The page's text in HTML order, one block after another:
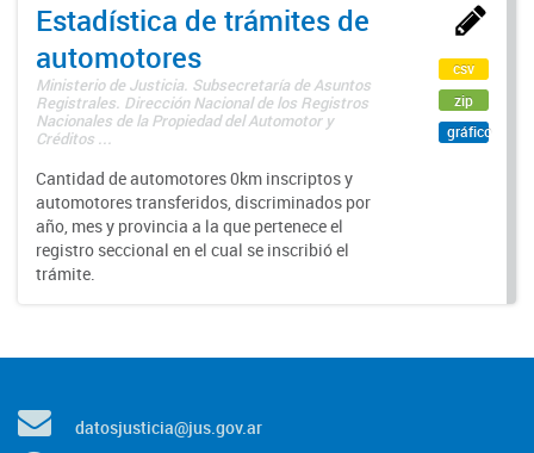
Estadística de trámites de
automotores
Ministerio de Justicia. Subsecretaría de Asuntos
Registrales. Dirección Nacional de los Registros
Nacionales de la Propiedad del Automotor y
Créditos ...
Cantidad de automotores 0km inscriptos y
automotores transferidos, discriminados por
año, mes y provincia a la que pertenece el
registro seccional en el cual se inscribió el
trámite.
csv
zip
gráfico
datosjusticia@jus.gov.ar